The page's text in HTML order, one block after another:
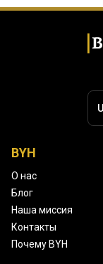
BYH
О нас
Блог
Наша миссия
Контакты
Почему BYH